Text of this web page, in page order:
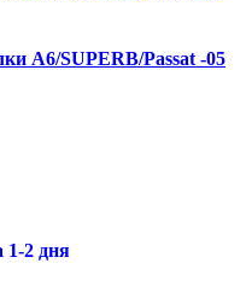
A6/SUPERB/Passat -05
1-2 дня